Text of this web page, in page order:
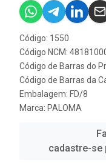
Código: 1550
Código NCM:
Código de Barras do
Código de Barras da
Embalagem: FD/8
Marca: PALOMA
cadastre-se